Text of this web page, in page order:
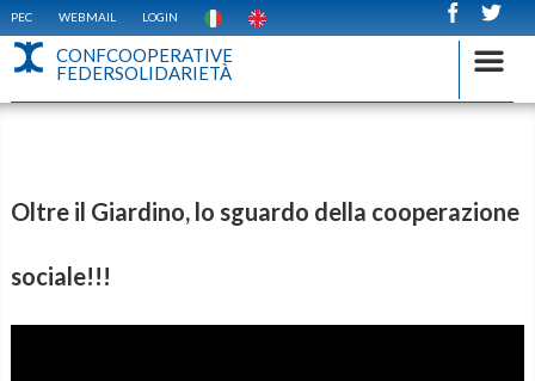
PEC WEBMAIL LOGIN
CONFCOOPERATIVE
FEDERSOLIDARIETÀ
Oltre il Giardino, lo sguardo della cooperazione
sociale!!!